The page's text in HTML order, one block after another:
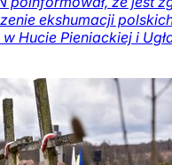
ekshumacji
Hucie Pieniackiej i